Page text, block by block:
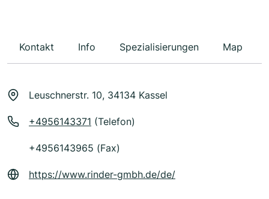
Kontakt Info Spezialisierungen Map
Leuschnerstr. 10, 34134 Kassel
+4956143371 (Telefon)
+4956143965 (Fax)
https://www.rinder-gmbh.de/de/